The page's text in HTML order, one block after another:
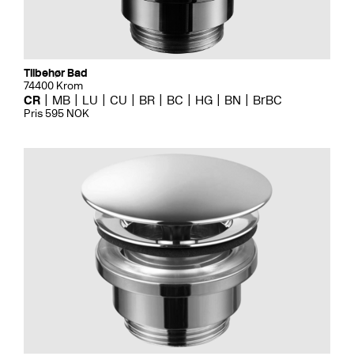
Tilbehør Bad
74400 Krom
CR MB LU CU BR BC HG BN BrBC
Pris 595 NOK